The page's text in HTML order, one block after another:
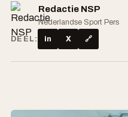
Redactie NSP
Nederlandse Sport Pers
DEEL:
in X 🔗